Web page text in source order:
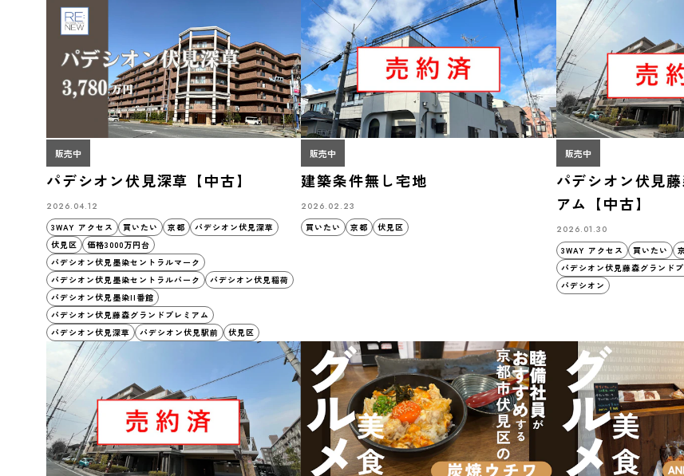
販売中
パデシオン伏見深草【中古】
2026.04.12
3WAY アクセス
買いたい 京都
パデシオン伏見深草
伏見区
価格3000万円台
パデシオン伏見墨染セントラルマーク
パデシオン伏見墨染セントラルパーク
パデシオン伏見稲荷
パデシオン伏見墨染II番館
パデシオン伏見藤森グランドプレミアム
パデシオン伏見深草
パデシオン伏見駅前 伏見区
販売中
建築条件無し宅地
2026.02.23
買いたい
京都 伏見区
販売中
パデシオン伏見
アム【中古】
2026.01.30
3WAY アクセス
買いたい
パデシオン伏見藤森グランド
パデシオン